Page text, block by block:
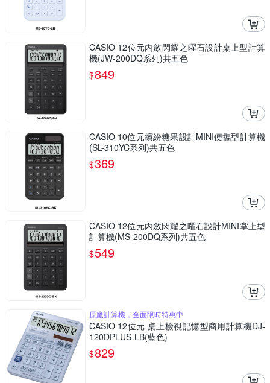
CASIO 12位元內斂閃耀之曜石設計桌上型計算
機(JW-200DQ系列)共五色
$849
CASIO 10位元繽紛糖果設計MINI便攜型計算機
(SL-310YC系列)共五色
$369
CASIO 12位元內斂閃耀之曜石設計MINI掌上型
計算機(MS-200DQ系列)共五色
$549
原廠計算機，全面限時特惠中
CASIO 12位元 桌上檢視記憶型商用計算機DJ-
120DPLUS-LB(藍色)
$829